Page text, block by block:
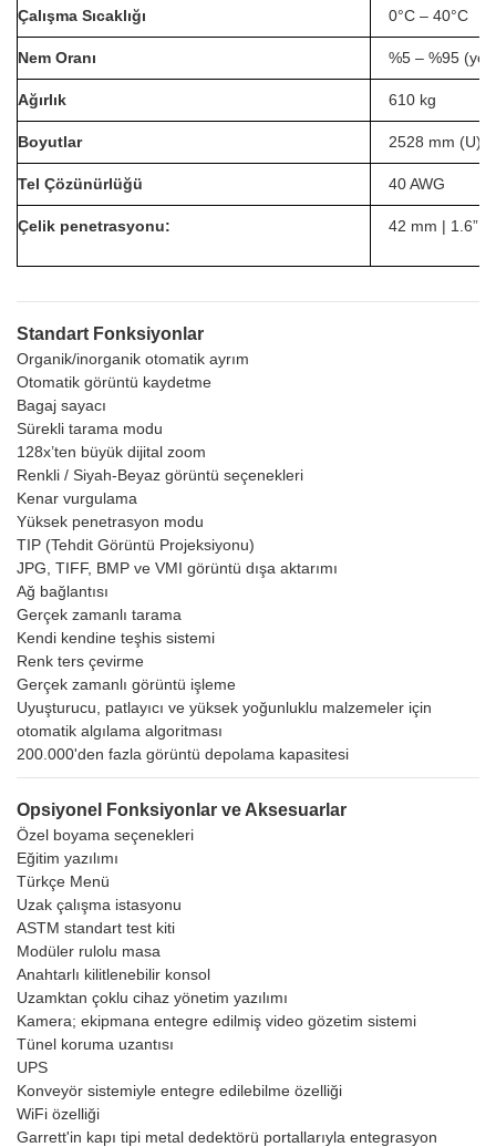
Çalışma Sıcaklığı 0°C – 40°C
Nem Oranı %5 – %95
Ağırlık 610 kg
Boyutlar 2528 mm (U)
Tel Çözünürlüğü 40 AWG
Çelik penetrasyonu: 42 mm | 1.6”
Standart Fonksiyonlar
Organik/inorganik otomatik ayrım
Otomatik görüntü kaydetme
Bagaj sayacı
Sürekli tarama modu
128x’ten büyük dijital zoom
Renkli / Siyah-Beyaz görüntü seçenekleri
Kenar vurgulama
Yüksek penetrasyon modu
TIP (Tehdit Görüntü Projeksiyonu)
JPG, TIFF, BMP ve VMI görüntü dışa aktarımı
Ağ bağlantısı
Gerçek zamanlı tarama
Kendi kendine teşhis sistemi
Renk ters çevirme
Gerçek zamanlı görüntü işleme
Uyuşturucu, patlayıcı ve yüksek yoğunluklu malzemeler için
otomatik algılama algoritması
200.000'den fazla görüntü depolama kapasitesi
Opsiyonel Fonksiyonlar ve Aksesuarlar
Özel boyama seçenekleri
Eğitim yazılımı
Türkçe Menü
Uzak çalışma istasyonu
ASTM standart test kiti
Modüler rulolu masa
Anahtarlı kilitlenebilir konsol
Uzamktan çoklu cihaz yönetim yazılımı
Kamera; ekipmana entegre edilmiş video gözetim sistemi
Tünel koruma uzantısı
UPS
Konveyör sistemiyle entegre edilebilme özelliği
WiFi özelliği
Garrett'in kapı tipi metal dedektörü portallarıyla entegrasyon